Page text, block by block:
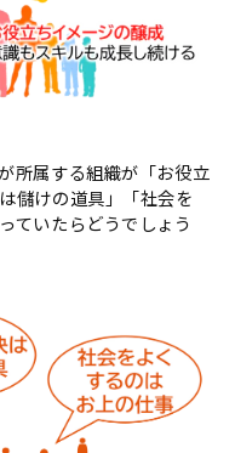
所属する組織が「お役立
儲けの道具」「社会を
ていたらどうでしょう